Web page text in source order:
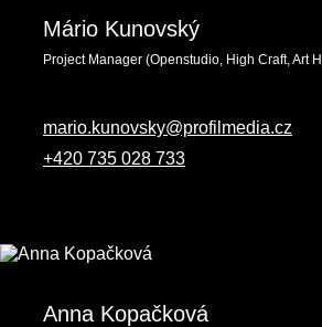
Mário Kunovský
Project Manager (Openstudio, High Craft, Art
mario.kunovsky@profilmedia.cz
+420 735 028 733
Anna Kopačková